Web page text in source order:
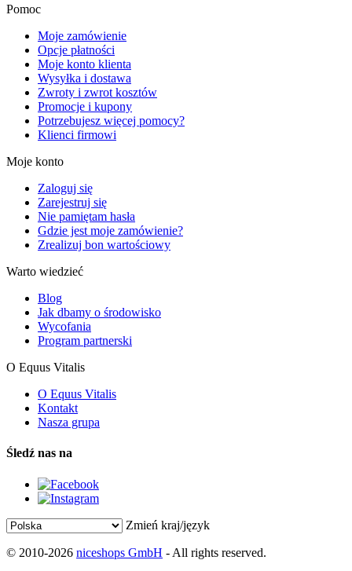
Pomoc
Moje zamówienie
Opcje płatności
Moje konto klienta
Wysyłka i dostawa
Zwroty i zwrot kosztów
Promocje i kupony
Potrzebujesz więcej pomocy?
Klienci firmowi
Moje konto
Zaloguj się
Zarejestruj się
Nie pamiętam hasła
Gdzie jest moje zamówienie?
Zrealizuj bon wartościowy
Warto wiedzieć
Blog
Jak dbamy o środowisko
Wycofania
Program partnerski
O Equus Vitalis
O Equus Vitalis
Kontakt
Nasza grupa
Śledź nas na
Zmień kraj/język
© 2010-2026 niceshops GmbH - All rights reserved.